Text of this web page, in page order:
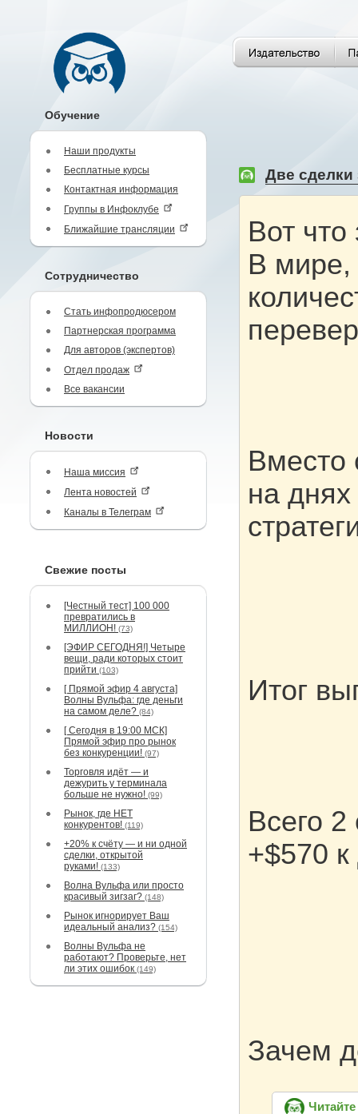
Обучение
Наши продукты
Бесплатные курсы
Контактная информация
Группы в Инфоклубе
Ближайшие трансляции
Сотрудничество
Стать инфопродюсером
Партнерская программа
Для авторов (экспертов)
Отдел продаж
Все вакансии
Новости
Наша миссия
Лента новостей
Каналы в Телеграм
Свежие посты
[Честный тест] 100 000
превратились в
МИЛЛИОН! (73)
[ЭФИР СЕГОДНЯ!] Четыре
вещи, ради которых стоит
прийти (103)
[ Прямой эфир 4 августа]
Волны Вульфа: где деньги
на самом деле? (84)
[ Сегодня в 19:00 МСК]
Прямой эфир про рынок
без конкуренции! (97)
Торговля идёт — и
дежурить у терминала
больше не нужно! (99)
Рынок, где НЕТ
конкурентов! (119)
+20% к счёту — и ни одной
сделки, открытой
руками! (133)
Волна Вульфа или просто
красивый зигзаг? (148)
Рынок игнорирует Ваш
идеальный анализ? (154)
Волны Вульфа не
работают? Проверьте, нет
ли этих ошибок (149)
Две сделки
Вот что
В мире,
Вместо
на
Итог
Всего 2
+$570
Зачем